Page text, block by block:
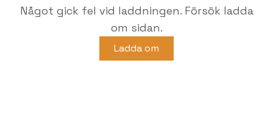
Något gick fel vid laddningen. Försök ladda
om sidan.
Ladda om